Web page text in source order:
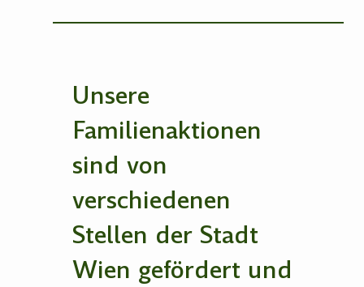
Unsere
Familienaktionen
sind von
verschiedenen
Stellen der Stadt
Wien gefördert und